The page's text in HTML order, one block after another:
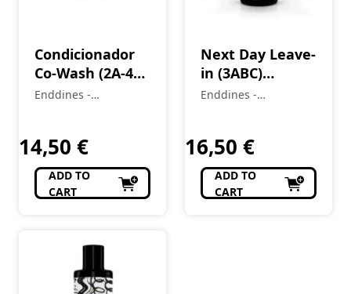
Condicionador
Co-Wash (2A-4C)
LOVE CURLS 400
Enddines -
14,50 €
ADD TO
CART
Next Day Leave-
in (3ABC)
Incredible
Enddines -
16,50 €
ADD TO
CART